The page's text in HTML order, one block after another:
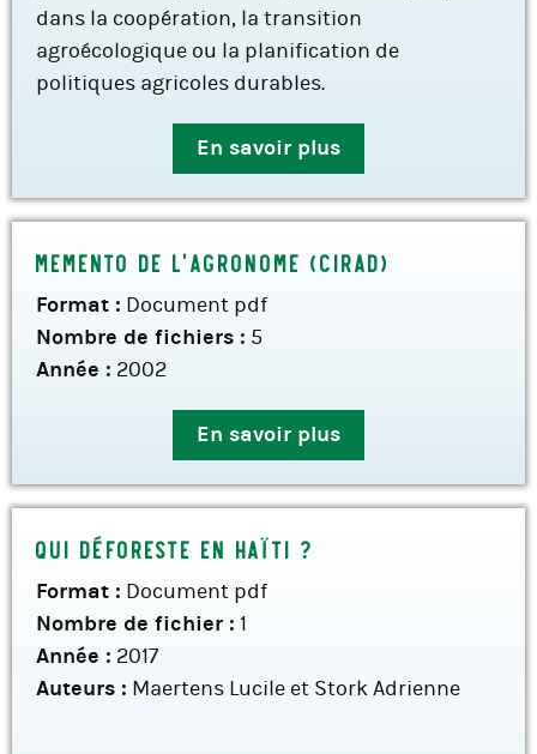
dans la coopération, la transition
agroécologique ou la planification de
politiques agricoles durables.
En savoir plus
Memento de l’Agronome (CIRAD)
Format : Document pdf
Nombre de fichiers : 5
Année : 2002
En savoir plus
Qui déforeste en Haïti ?
Format : Document pdf
Nombre de fichier : 1
Année : 2017
Auteurs : Maertens Lucile et Stork Adrienne